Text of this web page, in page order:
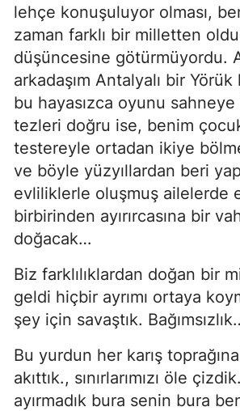
lehçe konuşuluyor olması,
zaman farklı bir milletten
düşüncesine götürmüyordu.
arkadaşım Antalyalı bir Yörük
bu hayasızca oyunu sahneye
tezleri doğru ise, benim
testereyle ortadan ikiye
ve böyle yüzyıllardan beri
evliliklerle oluşmuş ailelerde
birbirinden ayırırcasına bir
doğacak…
Biz farklılıklardan doğan bir
geldi hiçbir ayrımı ortaya
şey için savaştık.
Bu yurdun her karış toprağına
akıttık., sınırlarımızı öle
ayırmadık bura senin bura